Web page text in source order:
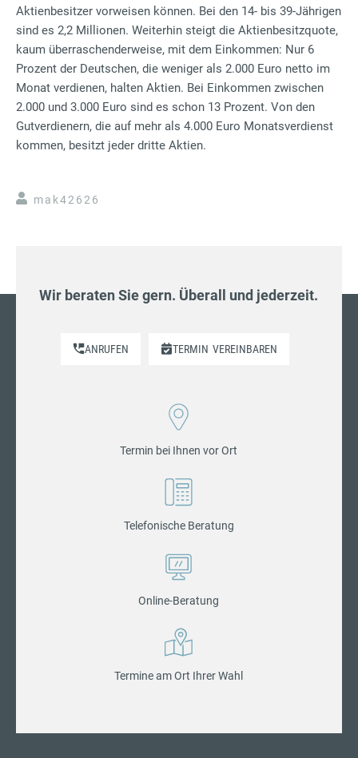
Aktienbesitzer vorweisen können. Bei den 14- bis 39-Jährigen
sind es 2,2 Millionen. Weiterhin steigt die Aktienbesitzquote,
kaum überraschenderweise, mit dem Einkommen: Nur 6
Prozent der Deutschen, die weniger als 2.000 Euro netto im
Monat verdienen, halten Aktien. Bei Einkommen zwischen
2.000 und 3.000 Euro sind es schon 13 Prozent. Von den
Gutverdienern, die auf mehr als 4.000 Euro Monatsverdienst
kommen, besitzt jeder dritte Aktien.
mak42626
Wir beraten Sie gern. Überall und jederzeit.
ANRUFEN TERMIN VEREINBAREN
Termin bei Ihnen vor Ort
Telefonische Beratung
Online-Beratung
Termine am Ort Ihrer Wahl